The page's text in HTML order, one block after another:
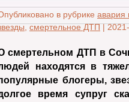
в рубрике авария
,смертельное ДТП|
смертельном ДТП в
находятся в
блогеры,
время супруг